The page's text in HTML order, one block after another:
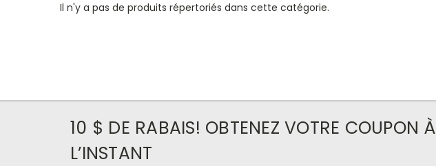
Il n'y a pas de produits répertoriés dans cette catégorie.
10 $ DE RABAIS! OBTENEZ VOTRE COUPON À
L’INSTANT